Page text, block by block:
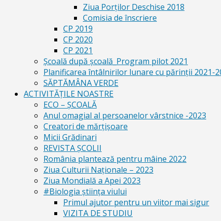
Ziua Porților Deschise 2018
Comisia de înscriere
CP 2019
CP 2020
CP 2021
Școală după școală_Program pilot 2021
Planificarea întâlnirilor lunare cu părinții 2021-
SĂPTĂMÂNA VERDE
ACTIVITĂȚILE NOASTRE
ECO – ŞCOALĂ
Anul omagial al persoanelor vârstnice -2023
Creatori de mărțișoare
Micii Grădinari
REVISTA ŞCOLII
România plantează pentru mâine 2022
Ziua Culturii Naționale – 2023
Ziua Mondială a Apei 2023
#Biologia știința viului
Primul ajutor pentru un viitor mai sigur
VIZITA DE STUDIU